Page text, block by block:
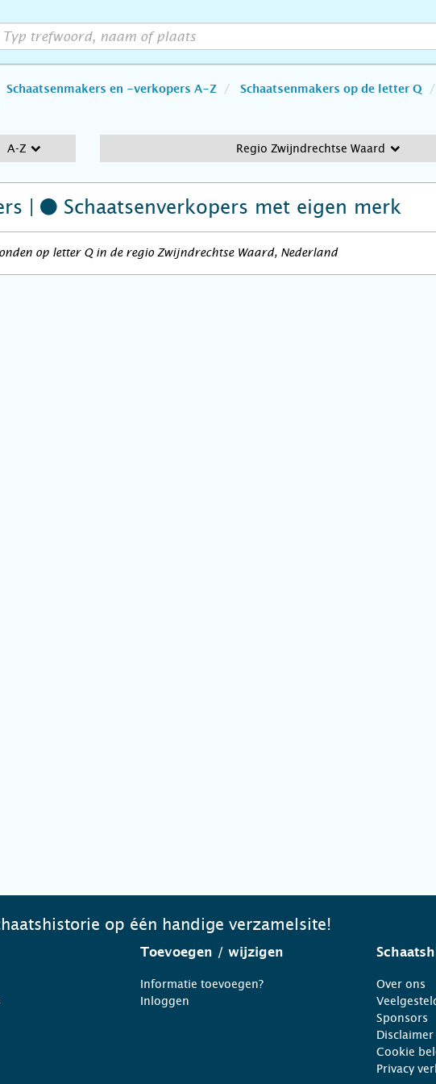
Schaatsenmakers en -verkopers A-Z Schaatsenmakers op de letter Q
A-Z Regio Zwijndrechtse Waard
| Schaatsenverkopers met eigen merk
op letter Q in de regio Zwijndrechtse Waard, Nederland
op één handige verzamelsite!
Toevoegen / wijzigen
Informatie toevoegen?
Inloggen
Over ons
Sponsors
Disclaimer
Cookie
Privacy